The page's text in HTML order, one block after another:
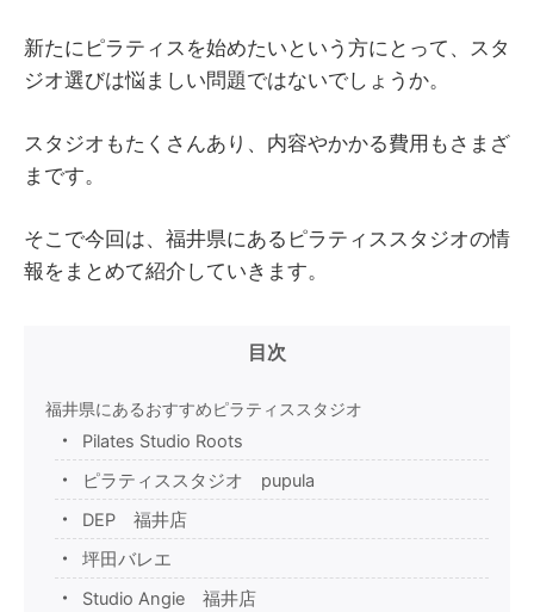
新たにピラティスを始めたいという方にとって、スタ
ジオ選びは悩ましい問題ではないでしょうか。
スタジオもたくさんあり、内容やかかる費用もさまざ
まです。
そこで今回は、福井県にあるピラティススタジオの情
報をまとめて紹介していきます。
目次
福井県にあるおすすめピラティススタジオ
Pilates Studio Roots
ピラティススタジオ pupula
DEP 福井店
坪田バレエ
Studio Angie 福井店